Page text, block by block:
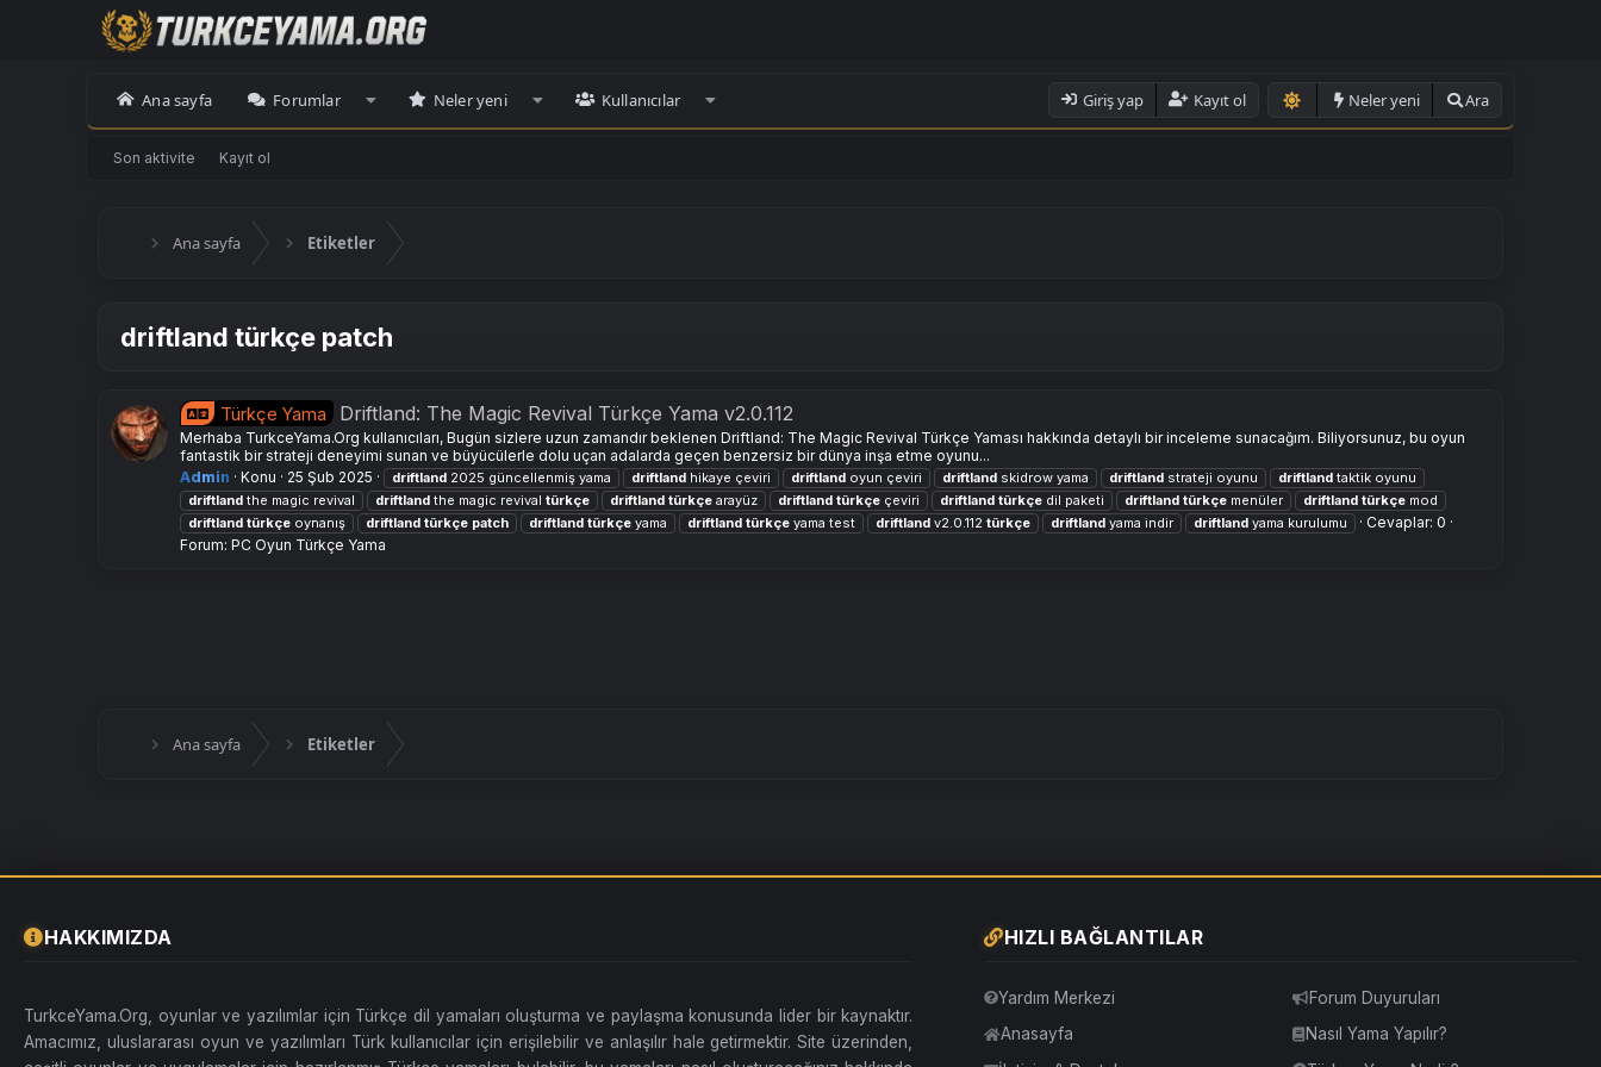
Ana sayfa Forumlar Neler yeni Kullanıcılar Giriş yap Kayıt ol Neler yeni Ara
Son aktivite Kayıt ol
Ana sayfa Etiketler
driftland türkçe patch
Türkçe Yama Driftland: The Magic Revival Türkçe Yama v2.0.112
Merhaba TurkceYama.Org kullanıcıları, Bugün sizlere uzun zamandır beklenen Driftland: The Magic Revival Türkçe Yaması hakkında detaylı bir inceleme sunacağım. Biliyorsunuz, bu oyun
fantastik bir strateji deneyimi sunan ve büyücülerle dolu uçan adalarda geçen benzersiz bir dünya inşa etme oyunu...
Admin
Konu 25 Şub 2025 driftland 2025 güncellenmiş yama driftland hikaye çeviri driftland oyun çeviri driftland skidrow yama driftland strateji oyunu driftland taktik oyunu
driftland the magic revival driftland the magic revival türkçe driftland türkçe arayüz driftland türkçe çeviri driftland türkçe dil paketi driftland türkçe menüler driftland türkçe mod
driftland türkçe oynanış driftland türkçe patch driftland türkçe yama driftland türkçe yama test driftland v2.0.112 türkçe driftland yama i̇ndir driftland yama kurulumu
Cevaplar: 0
Forum: PC Oyun Türkçe Yama
Ana sayfa Etiketler
HAKKIMIZDA
TurkceYama.Org, oyunlar ve yazılımlar için Türkçe dil yamaları oluşturma ve paylaşma konusunda lider bir kaynaktır.
Amacımız, uluslararası oyun ve yazılımları Türk kullanıcılar için erişilebilir ve anlaşılır hale getirmektir. Site üzerinden,
HIZLI BAĞLANTILAR
Yardım Merkezi
Anasayfa
Forum Duyuruları
Nasıl Yama Yapılır?